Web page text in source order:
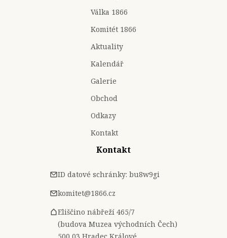
Válka 1866
Komitét 1866
Aktuality
Kalendář
Galerie
Obchod
Odkazy
Kontakt
Kontakt
ID datové schránky: bu8w9gi
komitet@1866.cz
Eliščino nábřeží 465/7
(budova Muzea východních Čech)